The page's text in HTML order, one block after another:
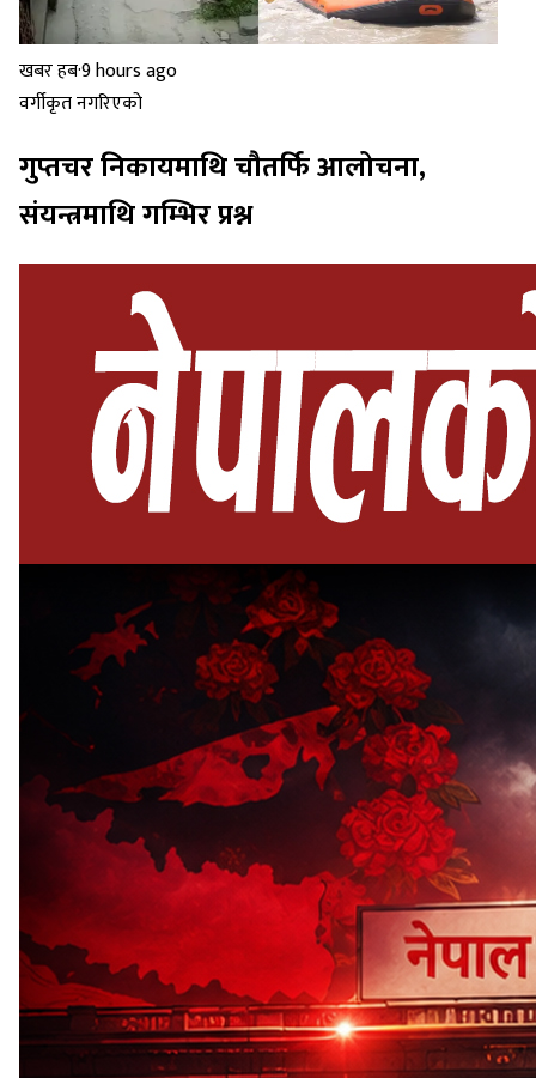
खबर हब·9 hours ago
वर्गीकृत नगरिएको
गुप्तचर निकायमाथि चौतर्फि आलोचना,
संयन्त्रमाथि गम्भिर प्रश्न